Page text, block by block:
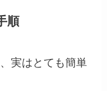
順
実はとても簡単